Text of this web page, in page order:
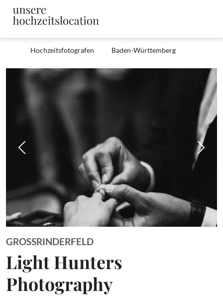
Hochzeitsfotografen Baden-Württemberg
Zurück
GROSSRINDERFELD
Light Hunters
Photography